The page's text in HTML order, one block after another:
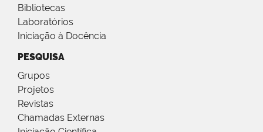
Bibliotecas
Laboratórios
Iniciação à Docência
PESQUISA
Grupos
Projetos
Revistas
Chamadas Externas